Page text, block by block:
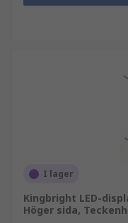
I lager
Kingbright LED-
Höger sida,